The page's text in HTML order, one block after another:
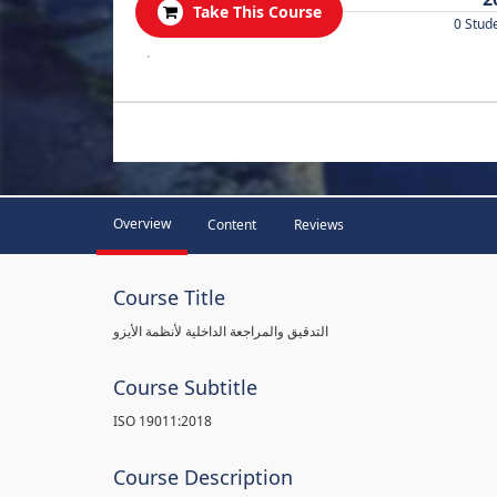
Take This Course
0
.
Overview Content Reviews
Course Title
التدقيق والمراجعة الداخلية لأنظمة الأيزو
Course Subtitle
ISO 19011:2018
Course Description